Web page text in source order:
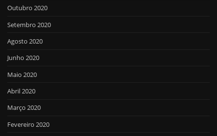
Outubro 2020
Setembro 2020
Agosto 2020
Junho 2020
Maio 2020
Abril 2020
Março 2020
Fevereiro 2020